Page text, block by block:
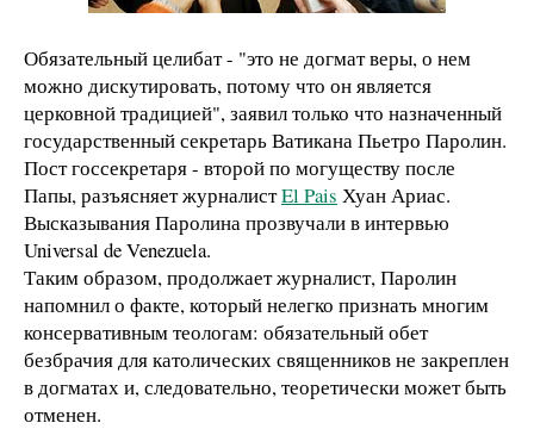
Обязательный целибат - "это не догмат веры, о нем
можно дискутировать, потому что он является
церковной традицией", заявил только что назначенный
государственный секретарь Ватикана Пьетро Паролин.
Пост госсекретаря - второй по могуществу после
Папы, разъясняет журналистEl Pais Хуан Ариас.
Высказывания Паролина прозвучали в интервью
Universal de Venezuela.
Таким образом, продолжает журналист, Паролин
напомнил о факте, который нелегко признать многим
консервативным теологам: обязательный обет
безбрачия для католических священников не закреплен
в догматах и, следовательно, теоретически может быть
отменен.